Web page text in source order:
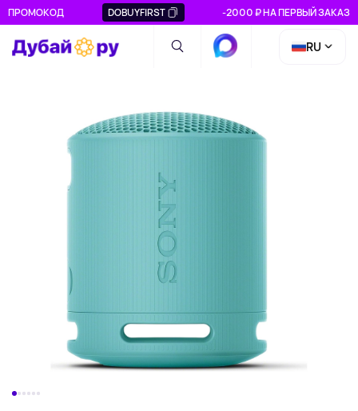
ПРОМОКОД DOBUYFIRST -2000 ₽ НА ПЕРВЫЙ ЗАКАЗ
RU